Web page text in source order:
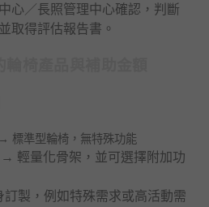
心／長照管理中心確認，判斷
取得評估報告書。
標準型輪椅，無特殊功能
輕量化骨架，並可選擇附加功
製，例如特殊需求或高活動需